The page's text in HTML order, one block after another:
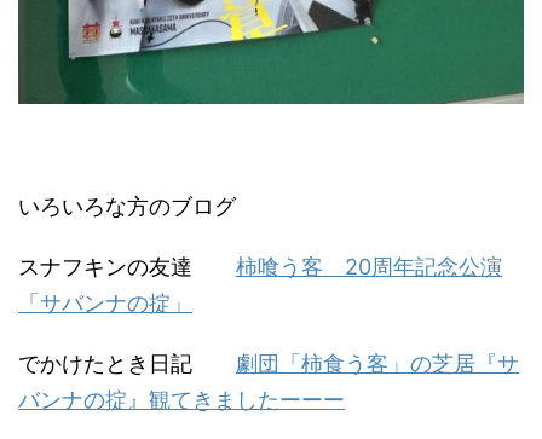
いろいろな方のブログ
スナフキンの友達 柿喰う客 20周年記念公演
「サバンナの掟」
でかけたとき日記 劇団「柿食う客」の芝居『サ
バンナの掟』観てきましたーーー